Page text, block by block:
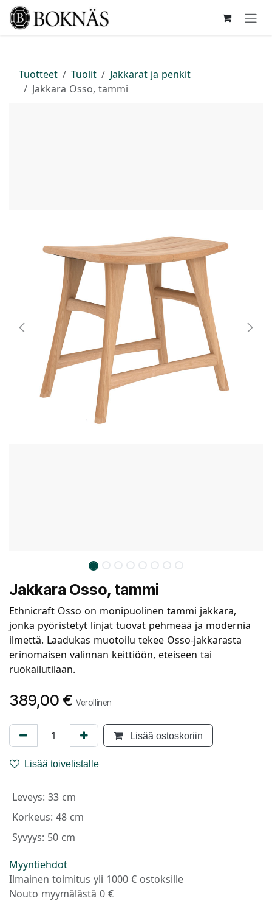
Siirry sisältöön
Tuotteet Tuolit
Jakkarat ja penkit
Jakkara Osso, tammi
Jakkara Osso, tammi
Ethnicraft Osso on monipuolinen tammi jakkara,
jonka pyöristetyt linjat tuovat pehmeää ja modernia
ilmettä. Laadukas muotoilu tekee Osso-jakkarasta
erinomaisen valinnan keittiöön, eteiseen tai
ruokailutilaan.
389,00 € Verollinen
Lisää ostoskoriin
Lisää toivelistalle
Leveys: 33 cm
Korkeus: 48 cm
Syvyys: 50 cm
Myyntiehdot
Ilmainen toimitus yli 1000 € ostoksille
Nouto myymälästä 0 €